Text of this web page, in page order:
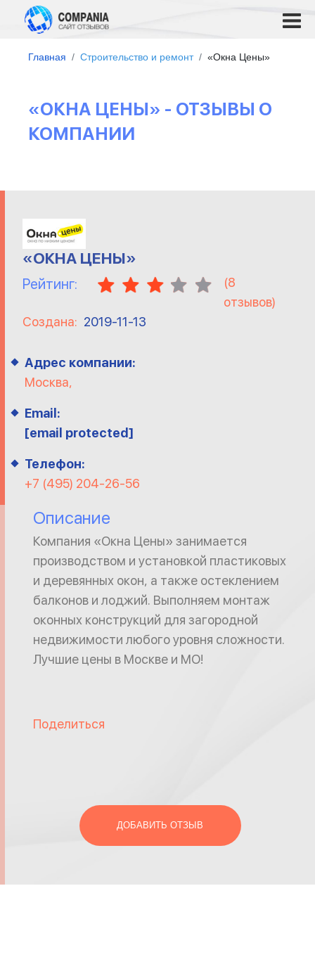
Главная Строительство и ремонт «Окна Цены»
«ОКНА ЦЕНЫ» - ОТЗЫВЫ О
КОМПАНИИ
«ОКНА ЦЕНЫ»
Рейтинг: (8
отзывов)
Создана: 2019-11-13
Адрес компании:
Москва,
Email:
[email protected]
Телефон:
+7 (495) 204-26-56
Описание
Компания «Окна Цены» занимается
производством и установкой пластиковых
и деревянных окон, а также остеклением
балконов и лоджий. Выполняем монтаж
оконных конструкций для загородной
недвижимости любого уровня сложности.
Лучшие цены в Москве и МО!
Поделиться
ДОБАВИТЬ ОТЗЫВ